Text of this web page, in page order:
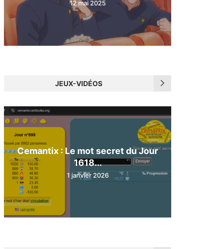
12 mai 2025
JEUX-VIDÉOS
Cemantix : Le mot secret du Jour
1618...
1 janvier 2026